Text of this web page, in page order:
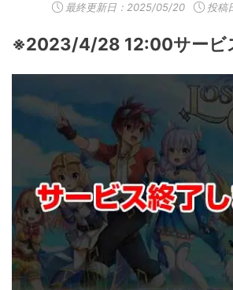
最終更新日： 2025/05/20 投稿
※2023/4/28 12:00サービ